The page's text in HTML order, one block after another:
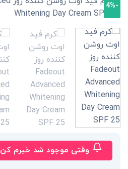
-4%
وقتی موجود شد خبرم کن